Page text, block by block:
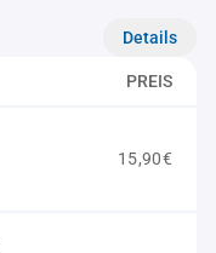
Details
PREIS
15,90€